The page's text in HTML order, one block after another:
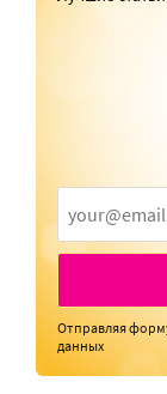
Отправляя
данных